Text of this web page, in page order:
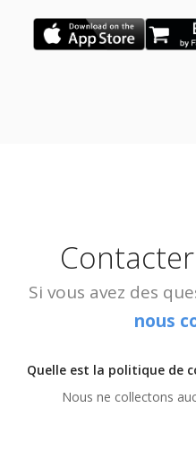
Si vous avez des
nous
Quelle est la politique de
Nous ne collectons